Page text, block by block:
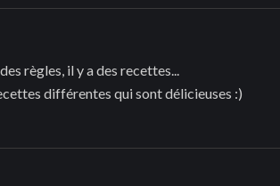
règles, il y a des recettes...
différentes qui sont délicieuses :)